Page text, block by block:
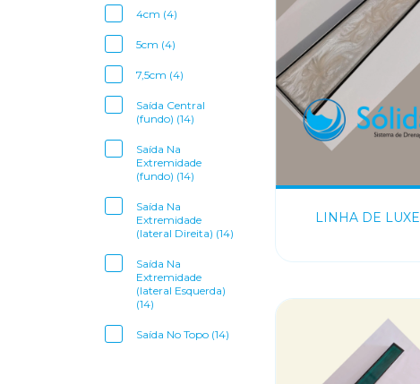
4cm (4)
5cm (4)
7,5cm (4)
Saída Central
(fundo) (14)
Saída Na
Extremidade
(fundo) (14)
Saída Na
Extremidade
(lateral Direita) (14)
Saída Na
Extremidade
(lateral Esquerda)
(14)
Saída No Topo (14)
LINHA DE LUXE